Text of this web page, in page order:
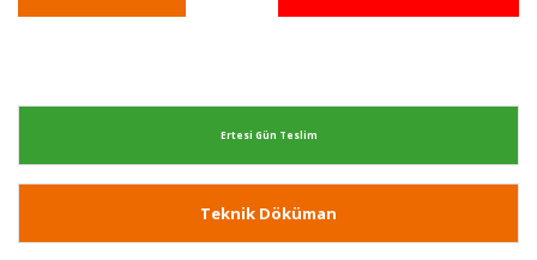
Ertesi Gün Teslim
Teknik Döküman